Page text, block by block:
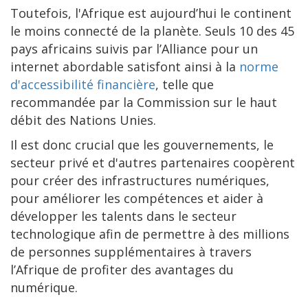
Toutefois, l'Afrique est aujourd’hui le continent
le moins connecté de la planète. Seuls 10 des 45
pays africains suivis par l’Alliance pour un
internet abordable satisfont ainsi à la norme
d'accessibilité financière, telle que
recommandée par la Commission sur le haut
débit des Nations Unies.
Il est donc crucial que les gouvernements, le
secteur privé et d'autres partenaires coopèrent
pour créer des infrastructures numériques,
pour améliorer les compétences et aider à
développer les talents dans le secteur
technologique afin de permettre à des millions
de personnes supplémentaires à travers
l’Afrique de profiter des avantages du
numérique.